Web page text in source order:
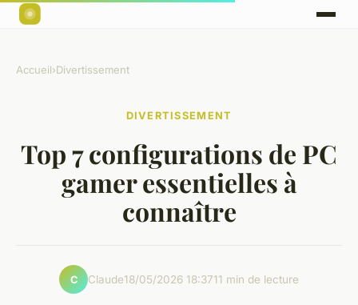
Accueil›Divertissement
DIVERTISSEMENT
Top 7 configurations de PC
gamer essentielles à
connaître
C Claude18/05/2026 18:3711 min de lecture